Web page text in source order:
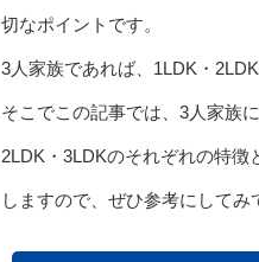
切なポイントです。
3人家族であれば、1LDK・
そこでこの記事では、3人家族
2LDK・3LDKのそれぞれの特
しますので、ぜひ参考にしてみ